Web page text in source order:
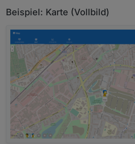
Beispiel: Karte (Vollbild)